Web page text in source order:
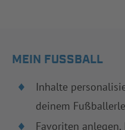
MEIN FUSSBALL
Inhalte
deinem
Favoriten